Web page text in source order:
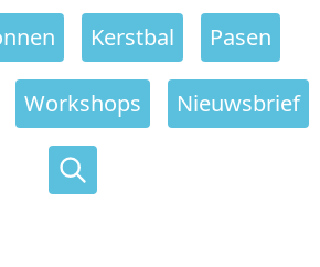
Kerstbal Pasen
Workshops Nieuwsbrief